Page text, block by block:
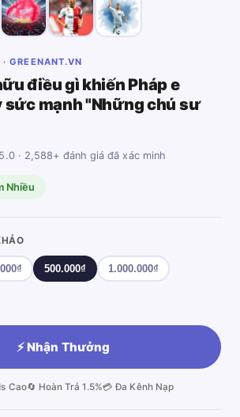
GREENANT.VN
điều gì khiến Pháp e
sức mạnh "Những chú sư
· 2,588+ đánh giá đã xác minh
Nhiều
500.000₫ 1.000.000₫
⚡ Nhận Thưởng
Cao🔄 Hoàn Trả 1.5%💳 Đa Kênh Nạp